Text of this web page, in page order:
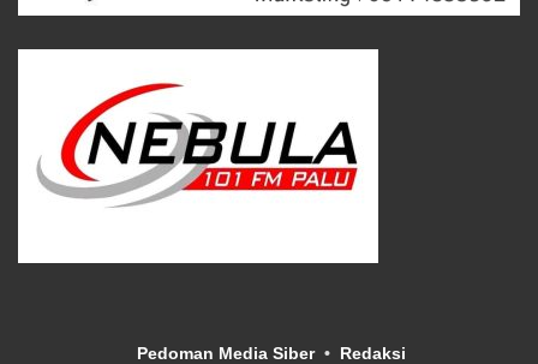
Pedoman Media Siber Redaksi